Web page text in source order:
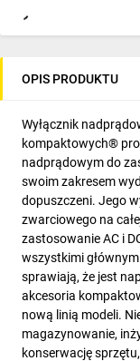
OPIS PRODUKTU
Wyłącznik
kompaktowych®
nadprądowym do
swoim zakresem
dopuszczeni. Jego
zwarciowego na
zastosowanie AC i
wszystkimi
sprawiają, że jest
akcesoria
nową linią modeli.
magazynowanie,
konserwację